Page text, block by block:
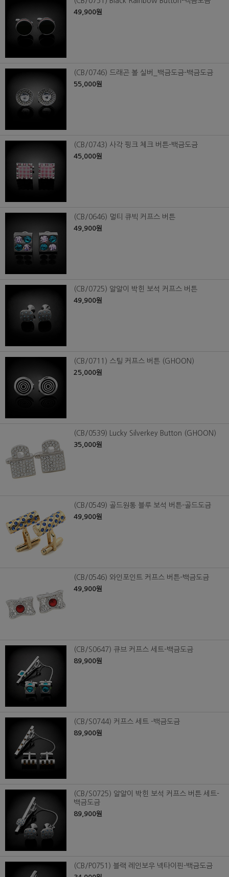
49,900원
(CB/0746) 드래곤 볼 실버_백금도금-백금도금
55,000원
(CB/0743) 사각 핑크 체크 버튼-백금도금
45,000원
(CB/0646) 멀티 큐빅 커프스 버튼
49,900원
(CB/0725) 알알이 박힌 보석 커프스 버튼
49,900원
(CB/0711) 스틸 커프스 버튼 (GHOON)
25,000원
(CB/0539) Lucky Silverkey Button (GHOON)
35,000원
(CB/0549) 골드원통 블루 보석 버튼-골드도금
49,900원
(CB/0546) 와인포인트 커프스 버튼-백금도금
49,900원
(CB/S0647) 큐브 커프스 세트-백금도금
89,900원
(CB/S0744) 커프스 세트 -백금도금
89,900원
(CB/S0725) 알알이 박힌 보석 커프스 버튼 세트-
백금도금
89,900원
(CB/P0751) 블랙 레인보우 넥타이핀-백금도금